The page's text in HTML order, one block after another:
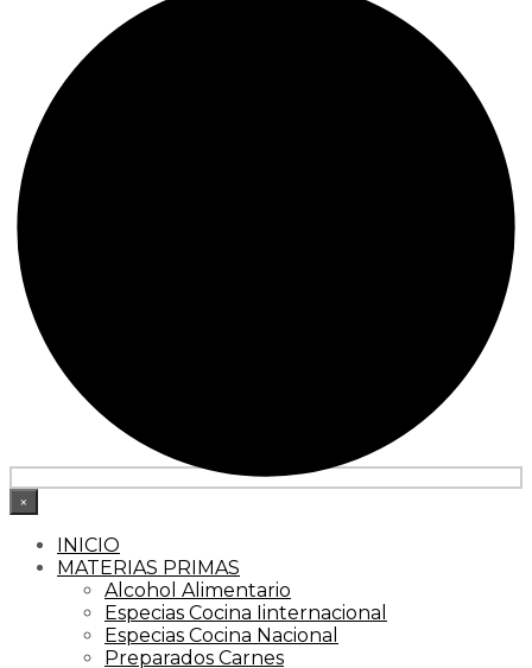
×
INICIO
MATERIAS PRIMAS
Alcohol Alimentario
Especias Cocina Iinternacional
Especias Cocina Nacional
Preparados Carnes